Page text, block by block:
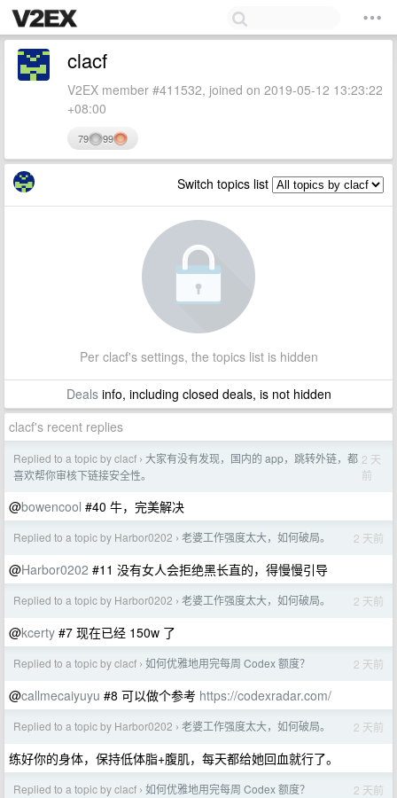
clacf
V2EX member #411532, joined on 2019-05-12 13:23:22
+08:00
79 99
Switch topics list
Per clacf's settings, the topics list is hidden
Dealsinfo, including closed deals, is not hidden
clacf's recent replies
Replied to a topic by clacf › 大家有没有发现，国内的 app，跳转外链，都
喜欢帮你审核下链接安全性。
2 天
前
@bowencool #40 牛，完美解决
Replied to a topic by Harbor0202 › 老婆工作强度太大，如何破局。 2 天前
@Harbor0202 #11 没有女人会拒绝黑长直的，得慢慢引导
Replied to a topic by Harbor0202 › 老婆工作强度太大，如何破局。 2 天前
@kcerty #7 现在已经 150w 了
Replied to a topic by clacf › 如何优雅地用完每周 Codex 额度？ 2 天前
@callmecaiyuyu #8 可以做个参考 https://codexradar.com/
Replied to a topic by Harbor0202 › 老婆工作强度太大，如何破局。 2 天前
练好你的身体，保持低体脂+腹肌，每天都给她回血就行了。
Replied to a topic by clacf › 如何优雅地用完每周 Codex 额度？ 2 天前